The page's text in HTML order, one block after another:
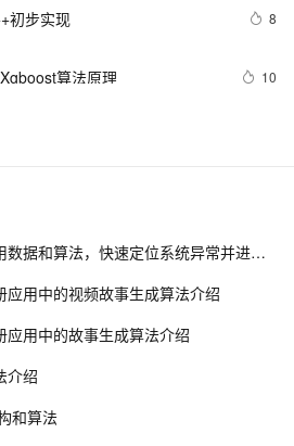
充算法 第4关：区域扫描线种子
初步实现 8
算法原理 10
滤波算法实现飞行物体运动轨迹
五个好朋友分苹果
| 算法必看系列四十
智能运维赛（复赛）：利用数据和算法，快速定位系统异常并进行根因分析
用中的视频故事生成算法介绍
用中的故事生成算法介绍
介绍
和算法